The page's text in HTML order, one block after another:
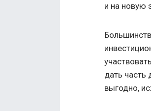
и на новую
дать часть
выгодно,